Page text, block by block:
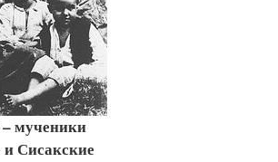
мученики
и Сисакские